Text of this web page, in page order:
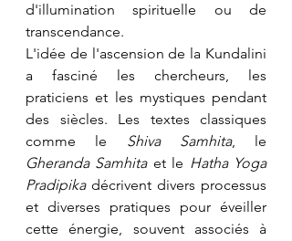
d'illumination spirituelle ou de
transcendance.
L'idée de l'ascension de la Kundalini
a fasciné les chercheurs, les
praticiens et les mystiques pendant
des siècles. Les textes classiques
comme le Shiva Samhita
Gheranda Samhita et le Hatha Yoga
Pradipika décrivent divers processus
et diverses pratiques pour éveiller
cette énergie, souvent associés à